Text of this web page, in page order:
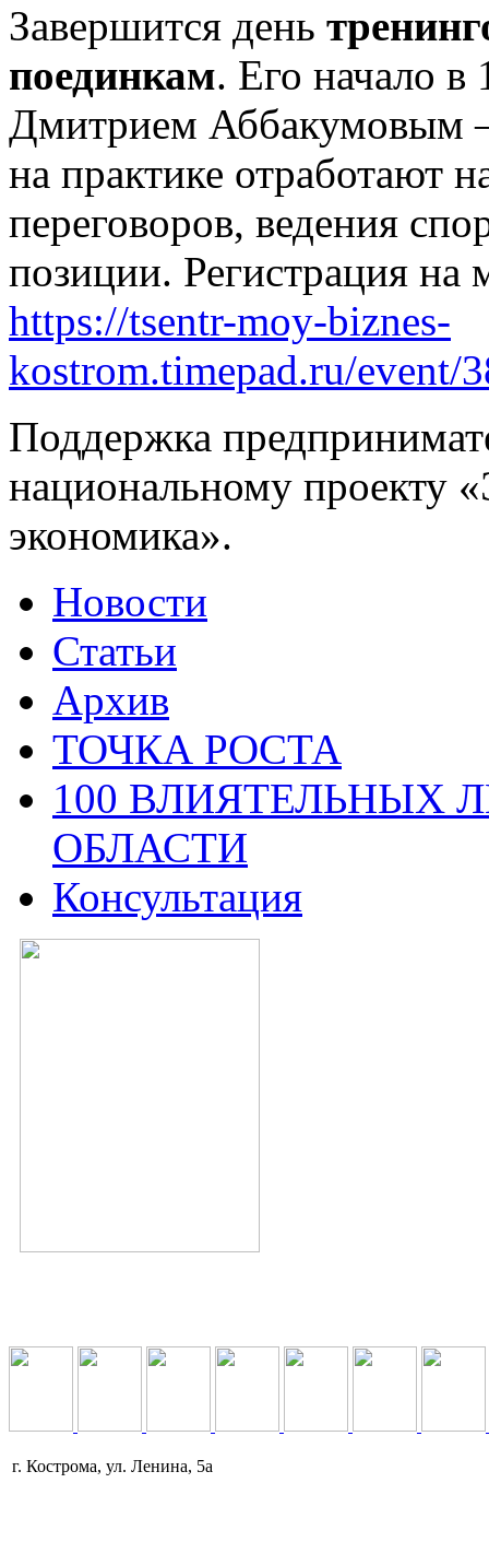
Завершится день
поединкам. Его начало в
Дмитрием Аббакумовым –
на практике отработают
переговоров, ведения
позиции. Регистрация на
https://tsentr-moy-biznes-
kostrom.timepad.ru/event/
Поддержка
национальному проекту
экономика».
Новости
Статьи
Архив
ТОЧКА РОСТА
100 ВЛИЯТЕЛЬНЫХ
ОБЛАСТИ
Консультация
г. Кострома, ул. Ленина, 5а